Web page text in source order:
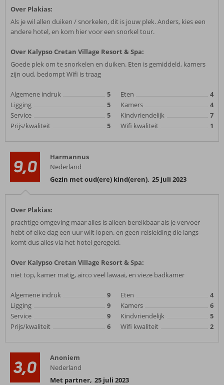
Over Plakias:
Als je wil allen duiken / snorkelen, dit is jouw plek. Anders, kies een
andere hotel, en kom hier voor een snorkel tour.
Over Kalypso Cretan Village Resort & Spa:
Goede plek om te snorkelen en duiken. Eten is gemiddeld, kamers
zijn oud, bedompt Wifi is traag
Algemene indruk
5
Ligging
5
Service
5
Prijs/kwaliteit
5
Eten
4
Kamers
4
Kindvriendelijk
7
Wifi kwaliteit
1
9,0
Harmannus
Nederland
Gezin met oud(ere) kind(eren), 25 juli 2023
Over Plakias:
prachtige omgeving maar alles is alleen bereikbaar als je vervoer
hebt of elke dag een uur wilt lopen. en geen reisleiding die langs
komt dus alles via het hotel geregeld.
Over Kalypso Cretan Village Resort & Spa:
niet top, kamer matig, airco veel lawaai, en vieze badkamer
Algemene indruk
9
Ligging
9
Service
9
Prijs/kwaliteit
6
Eten
4
Kamers
6
Kindvriendelijk
5
Wifi kwaliteit
2
3,0
Anoniem
Nederland
Met partner, 25 juli 2023